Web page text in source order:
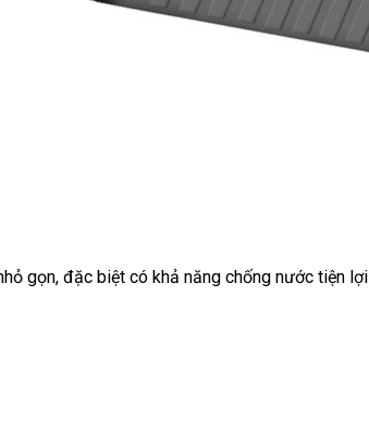
gọn, đặc biệt có khả năng chống nước tiện lợi